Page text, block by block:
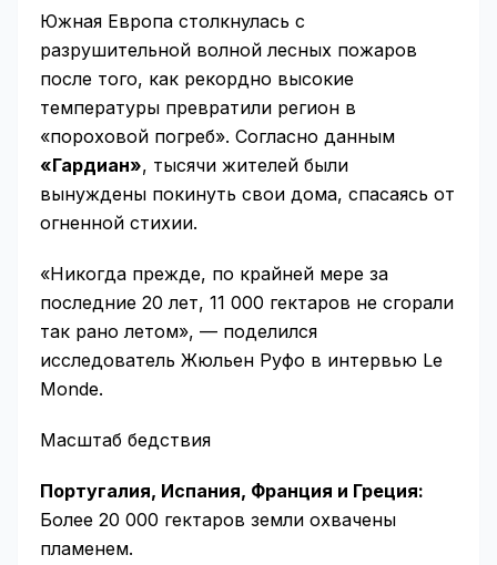
Южная Европа столкнулась с
разрушительной волной лесных пожаров
после того, как рекордно высокие
температуры превратили регион в
«пороховой погреб». Согласно данным
«Гардиан», тысячи жителей были
вынуждены покинуть свои дома, спасаясь от
огненной стихии.
«Никогда прежде, по крайней мере за
последние 20 лет, 11 000 гектаров не сгорали
так рано летом», — поделился
исследователь Жюльен Руфо в интервью Le
Monde.
Масштаб бедствия
Португалия, Испания, Франция и Греция:
Более 20 000 гектаров земли охвачены
пламенем.